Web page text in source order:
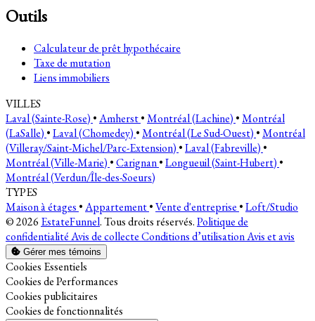
Outils
Calculateur de prêt hypothécaire
Taxe de mutation
Liens immobiliers
VILLES
Laval (Sainte-Rose) •Amherst•Montréal (Lachine) •Montréal
(LaSalle) •Laval (Chomedey) •Montréal (Le Sud-Ouest) •Montréal
(Villeray/Saint-Michel/Parc-Extension) •Laval (Fabreville) •
Montréal (Ville-Marie) •Carignan•Longueuil (Saint-Hubert) •
Montréal (Verdun/Île-des-Soeurs)
TYPES
Maison à étages •Appartement•Vente d'entreprise •Loft/Studio
© 2026 EstateFunnel. Tous droits réservés.Politique de
confidentialitéAvis de collecteConditions d’utilisationAvis et avis
Gérer mes témoins
Activer
Cookies Essentiels
Activer
Cookies de Performances
Activer
Cookies publicitaires
Activer
Cookies de fonctionnalités